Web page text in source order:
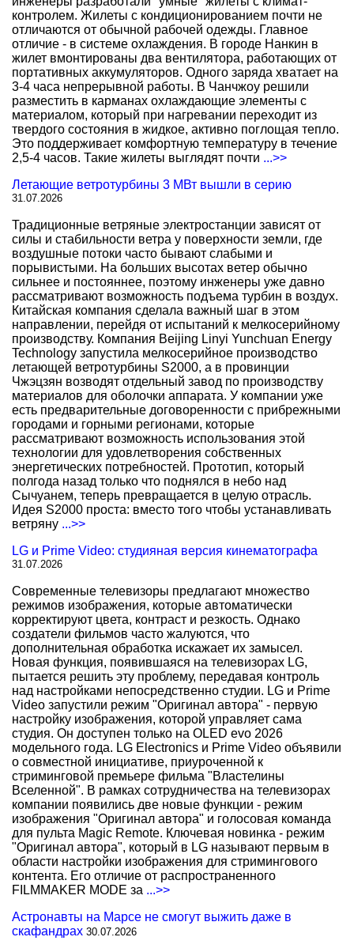
контролем. Жилеты с кондиционированием почти не
отличаются от обычной рабочей одежды. Главное
отличие - в системе охлаждения. В городе Нанкин в
жилет вмонтированы два вентилятора, работающих от
портативных аккумуляторов. Одного заряда хватает на
3-4 часа непрерывной работы. В Чанчжоу решили
разместить в карманах охлаждающие элементы с
материалом, который при нагревании переходит из
твердого состояния в жидкое, активно поглощая тепло.
Это поддерживает комфортную температуру в течение
2,5-4 часов. Такие жилеты выглядят почти ...>>
Летающие ветротурбины 3 МВт вышли в серию
31.07.2026
Традиционные ветряные электростанции зависят от
силы и стабильности ветра у поверхности земли, где
воздушные потоки часто бывают слабыми и
порывистыми. На больших высотах ветер обычно
сильнее и постояннее, поэтому инженеры уже давно
рассматривают возможность подъема турбин в воздух.
Китайская компания сделала важный шаг в этом
направлении, перейдя от испытаний к мелкосерийному
производству. Компания Beijing Linyi Yunchuan Energy
Technology запустила мелкосерийное производство
летающей ветротурбины S2000, а в провинции
Чжэцзян возводят отдельный завод по производству
материалов для оболочки аппарата. У компании уже
есть предварительные договоренности с прибрежными
городами и горными регионами, которые
рассматривают возможность использования этой
технологии для удовлетворения собственных
энергетических потребностей. Прототип, который
полгода назад только что поднялся в небо над
Сычуанем, теперь превращается в целую отрасль.
Идея S2000 проста: вместо того чтобы устанавливать
ветряну ...>>
LG и Prime Video: студияная версия кинематографа
31.07.2026
Современные телевизоры предлагают множество
режимов изображения, которые автоматически
корректируют цвета, контраст и резкость. Однако
создатели фильмов часто жалуются, что
дополнительная обработка искажает их замысел.
Новая функция, появившаяся на телевизорах LG,
пытается решить эту проблему, передавая контроль
над настройками непосредственно студии. LG и Prime
Video запустили режим "Оригинал автора" - первую
настройку изображения, которой управляет сама
студия. Он доступен только на OLED evo 2026
модельного года. LG Electronics и Prime Video объявили
о совместной инициативе, приуроченной к
стриминговой премьере фильма "Властелины
Вселенной". В рамках сотрудничества на телевизорах
компании появились две новые функции - режим
изображения "Оригинал автора" и голосовая команда
для пульта Magic Remote. Ключевая новинка - режим
"Оригинал автора", который в LG называют первым в
области настройки изображения для стримингового
контента. Его отличие от распространенного
FILMMAKER MODE за ...>>
Астронавты на Марсе не смогут выжить даже в
скафандрах 30.07.2026